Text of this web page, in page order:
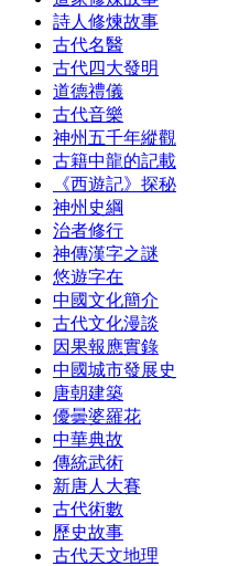
詩人修煉故事
古代名醫
古代四大發明
道德禮儀
古代音樂
神州五千年縱觀
古籍中龍的記載
《西遊記》探秘
神州史綱
治者修行
神傳漢字之謎
悠遊字在
中國文化簡介
古代文化漫談
因果報應實錄
中國城市發展史
唐朝建築
優曇婆羅花
中華典故
傳統武術
新唐人大賽
古代術數
歷史故事
古代天文地理